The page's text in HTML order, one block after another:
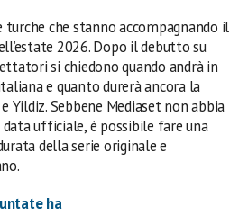
turche che stanno accompagnando il
2026. Dopo il debutto su
si chiedono quando andrà in
e quanto durerà ancora la
Yildiz. Sebbene Mediaset non abbia
ufficiale, è possibile fare una
della serie originale e
ha